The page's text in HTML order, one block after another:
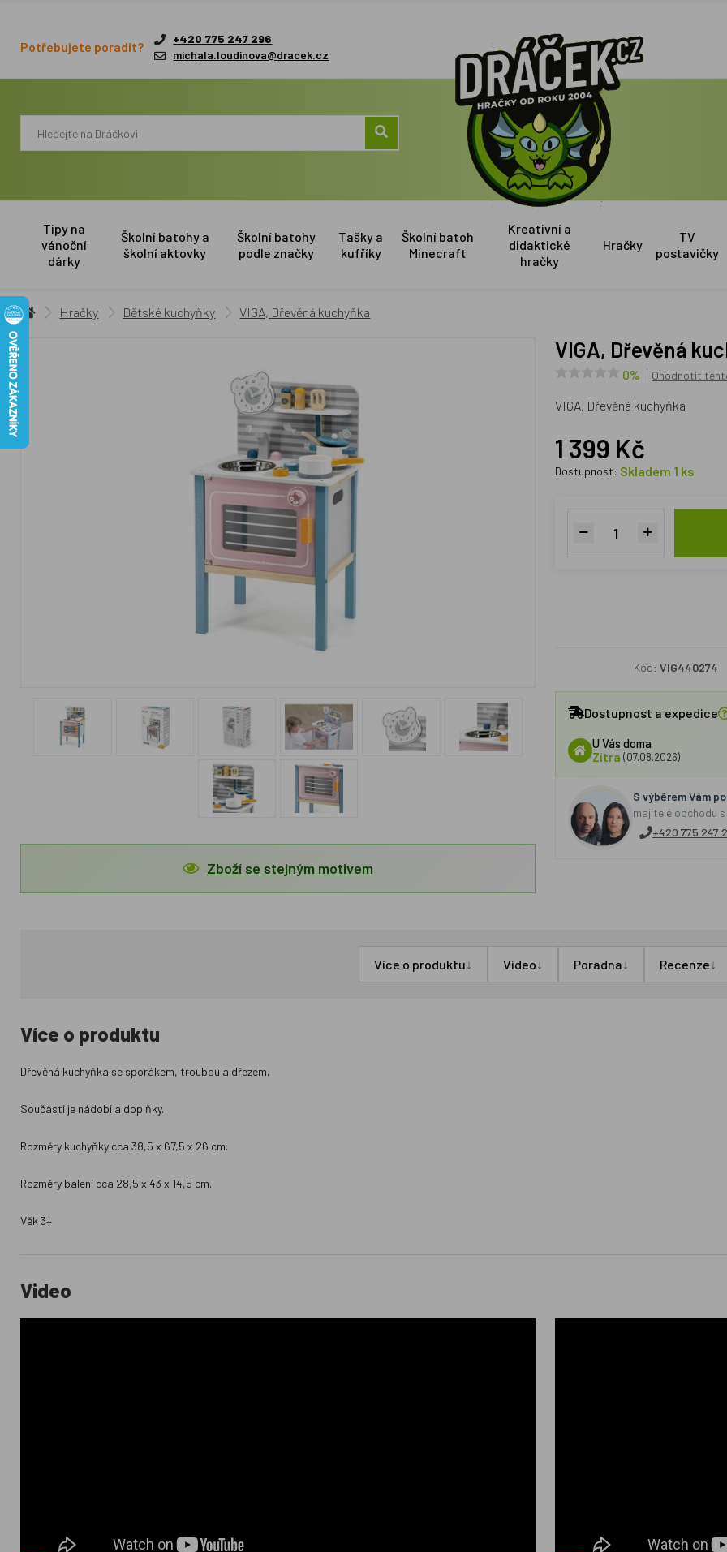
Potřebujete poradit?
+420 775 247 296
michala.loudinova@dracek.cz
Tipy na
vánoční
dárky
Školní batohy a
školní aktovky
Školní batohy
podle značky
Tašky a
kufříky
Školní batoh
Minecraft
Kreativní a
didaktické
hračky
Hračky
TV
postavičky
Hračky Dětské kuchyňky VIGA, Dřevěná kuchyňka
Zboží se stejným motivem
VIGA, Dřevěná
0% Ohodnotit
VIGA, Dřevěná kuchyňka
1 399 Kč
Dostupnost: Skladem 1 ks
Kód: VIG440274
Dostupnost a expedice
U Vás doma
Zítra (07.08.2026)
S výběrem Vám
majitelé obchodu
+420 775 247
Více o produktu↓ Video↓ Poradna↓ Recenze↓
Více o produktu
Dřevěná kuchyňka se sporákem, troubou a dřezem.
Součástí je nádobí a doplňky.
Rozměry kuchyňky cca 38,5 x 67,5 x 26 cm.
Rozměry balení cca 28,5 x 43 x 14,5 cm.
Věk 3+
Video